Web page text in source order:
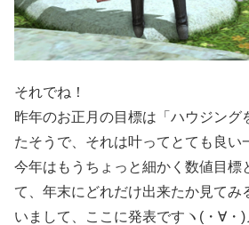
それでね！
昨年のお正月の目標は「ハウジング
たそうで、それは叶ってとても良い
今年はもうちょっと細かく数値目標
て、年末にどれだけ出来たか見てみ
いまして、ここに発表ですヽ(・∀・)